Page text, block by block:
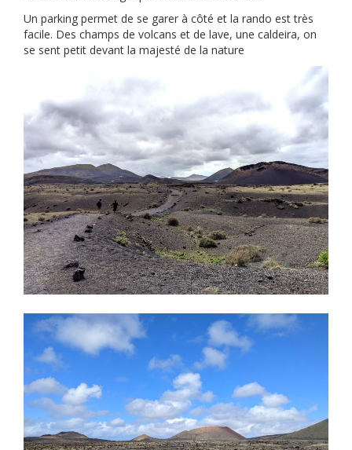
Un parking permet de se garer à côté et la rando est très
facile. Des champs de volcans et de lave, une caldeira, on
se sent petit devant la majesté de la nature